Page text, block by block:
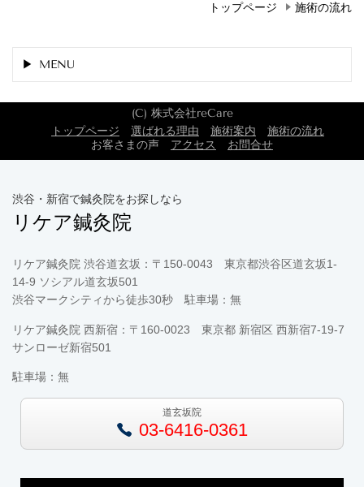
トップページ 施術の流れ
MENU
(C) 株式会社reCare
トップページ
選ばれる理由 施術案内
施術の流れ
お客さまの声
アクセス お問合せ
渋谷・新宿で鍼灸院をお探しなら
リケア鍼灸院
リケア鍼灸院 渋谷道玄坂：〒150-0043 東京都渋谷区道玄坂1-
14-9 ソシアル道玄坂501
渋谷マークシティから徒歩30秒 駐車場：無
リケア鍼灸院 西新宿：〒160-0023 東京都 新宿区 西新宿7-19-7
サンローゼ新宿501
駐車場：無
道玄坂院
03-6416-0361